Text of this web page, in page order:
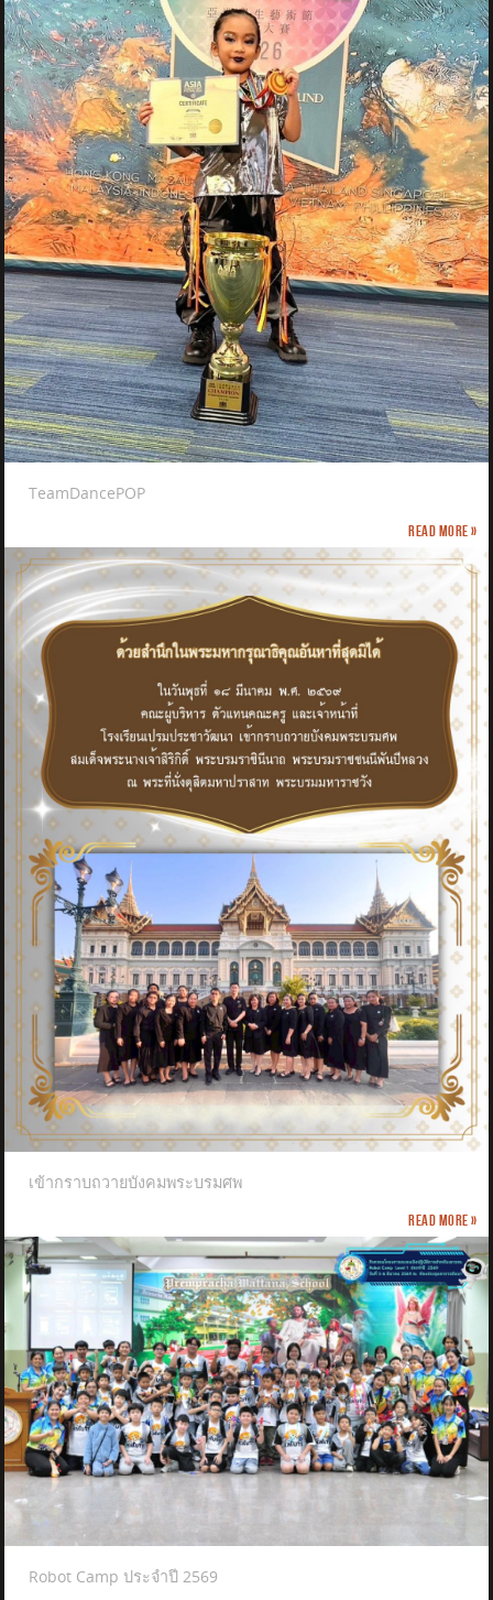
TeamDancePOP
Read more »
เข้ากราบถวายบังคมพระบรมศพ
Read more »
Robot Camp ประจำปี 2569